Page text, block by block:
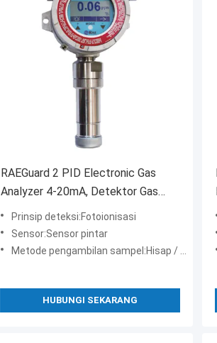
RAEGuard 2 PID Electronic Gas
Analyzer 4-20mA, Detektor Gas
Fotoionisasi FGM200X
Prinsip deteksi:Fotoionisasi
Sensor:Sensor pintar
Metode pengambilan sampel:Hisap / difusi pompa
HUBUNGI SEKARANG